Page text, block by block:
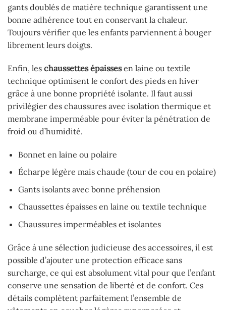
gants doublés de matière technique garantissent une
bonne adhérence tout en conservant la chaleur.
Toujours vérifier que les enfants parviennent à bouger
librement leurs doigts.
Enfin, les chaussettes épaissesen laine ou textile
technique optimisent le confort des pieds en hiver
grâce à une bonne propriété isolante. Il faut aussi
privilégier des chaussures avec isolation thermique et
membrane imperméable pour éviter la pénétration de
froid ou d’humidité.
Bonnet en laine ou polaire
Écharpe légère mais chaude (tour de cou en polaire)
Gants isolants avec bonne préhension
Chaussettes épaisses en laine ou textile technique
Chaussures imperméables et isolantes
Grâce à une sélection judicieuse des accessoires, il est
possible d’ajouter une protection efficace sans
surcharge, ce qui est absolument vital pour que l’enfant
conserve une sensation de liberté et de confort. Ces
détails complètent parfaitement l’ensemble de